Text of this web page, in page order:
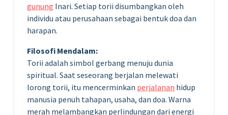
gunung Inari. Setiap torii disumbangkan oleh
individu atau perusahaan sebagai bentuk doa dan
harapan.
Filosofi Mendalam:
Torii adalah simbol gerbang menuju dunia
spiritual. Saat seseorang berjalan melewati
lorong torii, itu mencerminkan perjalanan hidup
manusia penuh tahapan, usaha, dan doa. Warna
merah melambangkan perlindungan dari energi